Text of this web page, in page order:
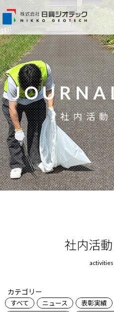
社内活
カテゴリー
すべて ニュース 表彰実績